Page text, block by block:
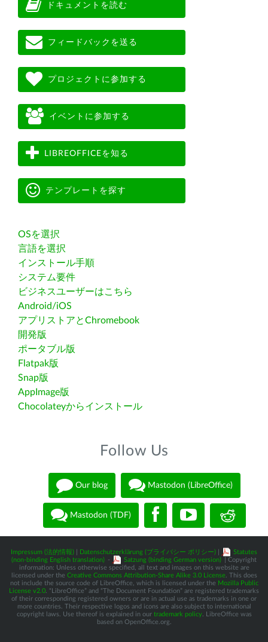
ドキュメントを読む
フィードバックを送る
プロジェクトに参加する
イベントに参加する
LIBREOFFICEを知る
テンプレートを探す
OSを選択
言語を選択
インストール手順
システム要件
ビジネスユーザーはこちら
Android/iOS
アプリストアとChromebook
開発版
ポータブル版
Flatpak版
Snap版
AppImage版
Chocolateyからインストール
Follow Us
Our blog Mastodon (LibreOffice)
Mastodon (TDF)
Impressum (法的情報) Datenschutzerklärung (プライバシー ポリシー)
Statutes
(non-binding English translation) - Satzung (binding German version)
| Copyright
information: Unless otherwise specified, all text and images on this website are
licensed under the Creative Commons Attribution-Share Alike 3.0 License. This does
not include the source code of LibreOffice, which is licensed under the Mozilla Public
License v2.0 . “LibreOffice” and “The Document Foundation” are registered trademarks
of their corresponding registered owners or are in actual use as trademarks in one or
more countries. Their respective logos and icons are also subject to international
copyright laws. Use thereof is explained in our trademark policy. LibreOffice was
based on OpenOffice.org.